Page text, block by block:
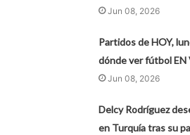
Jun 08, 2026
Partidos de HOY,
dónde ver fútbol
Jun 08, 2026
Delcy Rodríguez
en Turquía tras su